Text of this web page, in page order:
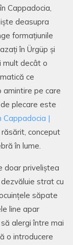
Cappadocia,
deasupra
formațiunile
în Ürgüp și
mult decât o
ce
amintire pe care
plecare este
Cappadocia |
răsărit, conceput
în lume.
doar priveliștea
strat cu
săpate
line apar
alergi între mai
o introducere